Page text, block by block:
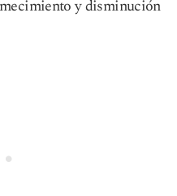
y disminución